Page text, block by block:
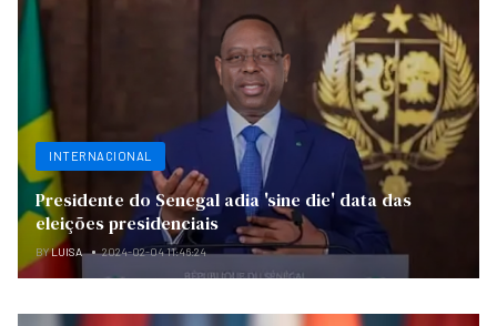
INTERNACIONAL
Presidente do Senegal adia 'sine die' data das
eleições presidenciais
BYLUISA 2024-02-04 11:46:24